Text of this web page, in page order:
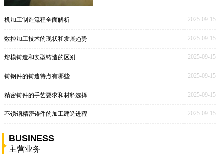
2025-09-15
机加工制造流程全面解析
2025-09-15
数控加工技术的现状和发展趋势
2025-09-15
熔模铸造和实型铸造的区别
2025-09-15
铸钢件的铸造特点有哪些
2025-09-15
精密铸件的手艺要求和材料选择
2025-09-15
不锈钢精密铸件的加工建造进程
BUSINESS
主营业务